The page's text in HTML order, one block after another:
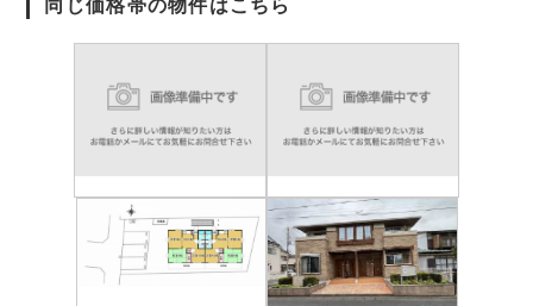
同じ価格帯の物件はこちら